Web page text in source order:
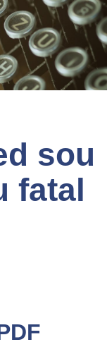
sou
fatal